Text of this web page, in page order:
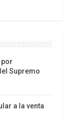
Blanca el 23 de
Supremo
a la venta